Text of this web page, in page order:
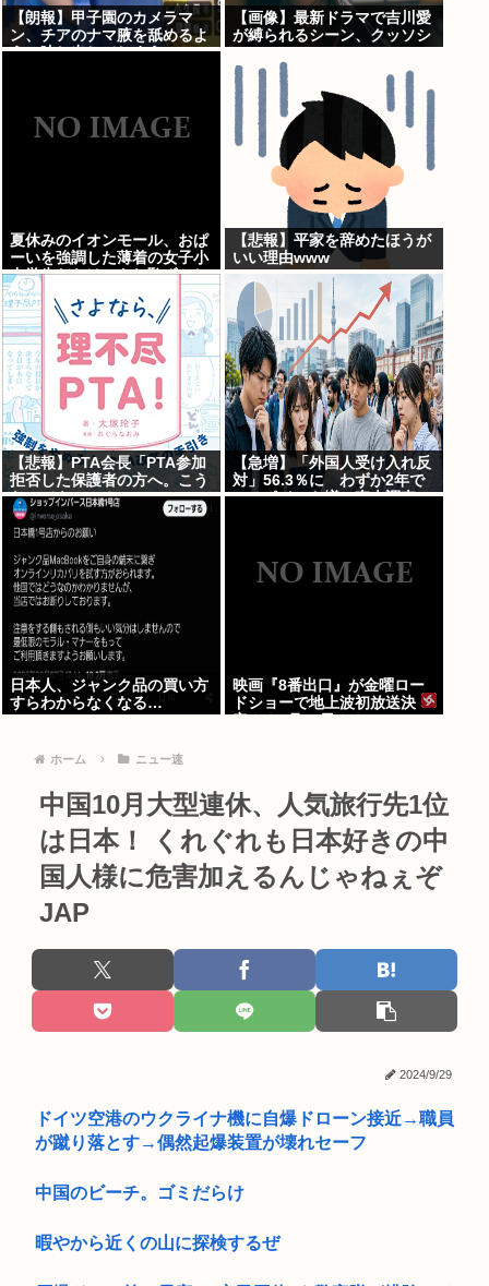
【朗報】甲子園のカメラマ
ン、チアのナマ腋を舐めるよ
うに映し出してしまう
【画像】最新ドラマで吉川愛
が縛られるシーン、クッソシ
夏休みのイオンモール、おぱ
ーいを強調した薄着の女子小
中学生だらけ。あれ恥ずかし
くないの？
【悲報】平家を辞めたほうが
いい理由www
【悲報】PTA会長「PTA参加
拒否した保護者の方へ。こう
なってもいい？」
【急増】「外国人受け入れ反
対」56.3％に わずか2年で
20.7ポイント増、東大調査
日本人、ジャンク品の買い方
すらわからなくなる…
映画『8番出口』が金曜ロー
ドショーで地上波初放送決
ホーム ニュー速
中国10月大型連休、人気旅行先1位
は日本！ くれぐれも日本好きの中
国人様に危害加えるんじゃねぇぞ
JAP
2024/9/29
ドイツ空港のウクライナ機に自爆ドローン接近→職員
が蹴り落とす→偶然起爆装置が壊れセーフ
中国のビーチ。ゴミだらけ
暇やから近くの山に探検するぜ